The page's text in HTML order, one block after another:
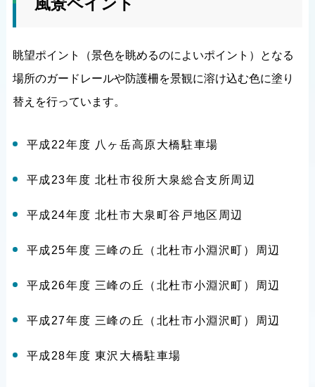
眺望ポイント（景色を眺めるのによいポイント）となる
場所のガードレールや防護柵を景観に溶け込む色に塗り
替えを行っています。
平成22年度 八ヶ岳高原大橋駐車場
平成23年度 北杜市役所大泉総合支所周辺
平成24年度 北杜市大泉町谷戸地区周辺
平成25年度 三峰の丘（北杜市小淵沢町）周辺
平成26年度 三峰の丘（北杜市小淵沢町）周辺
平成27年度 三峰の丘（北杜市小淵沢町）周辺
平成28年度 東沢大橋駐車場